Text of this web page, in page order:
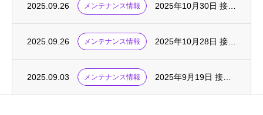
2025.09.26 メンテナンス情報
2025.09.26 メンテナンス情報
2025.09.03 メンテナンス情報